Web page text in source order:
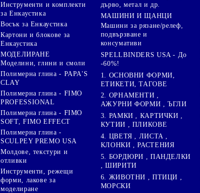
Инструменти и комплекти
за Енкаустика
Восък за Енкаустика
Картони и блокове за
Енкаустика
МОДЕЛИРАНЕ
Моделини, глини и смоли
Полимерна глина - PAPA'S
CLAY
Полимерна глина - FIMO
PROFESSIONAL
Полимерна глина - FIMO
SOFT, FIMO EFFECT
Полимерна глина -
SCULPEY PREMO USA
Молдове, текстури и
отливки
Инструменти, режещи
форми, лакове за
моделиране
дърво, метал и др.
МАШИНИ И ЩАНЦИ
Машини за рязане/релеф,
подвързване и
консумативи
SPELLBINDERS USA - До
-60%!
1. ОСНОВНИ ФОРМИ,
ЕТИКЕТИ, ТАГОВЕ
2. ОРНАМЕНТИ ,
АЖУРНИ ФОРМИ , ЪГЛИ
3. РАМКИ , КАРТИЧКИ ,
КУТИИ , ПЛИКОВЕ
4. ЦВЕТЯ , ЛИСТА ,
КЛОНКИ , РАСТЕНИЯ
5. БОРДЮРИ , ПАНДЕЛКИ
, ШИРИТИ
6. ЖИВОТНИ , ПТИЦИ ,
МОРСКИ